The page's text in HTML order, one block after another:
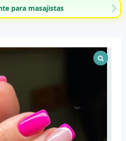
para masajistas